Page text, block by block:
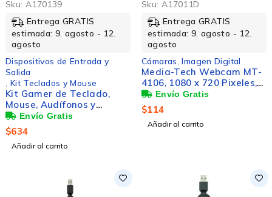
Sku: A170139
Entrega GRATIS
estimada: 9. agosto - 12.
agosto
Dispositivos de Entrada y
Salida
Kit Teclados y Mouse
Kit Gamer de Teclado,
Mouse, Audífonos y
Mousepad Vortred,
Alámbrico, USB, Morado
(Inglés)
$634
Añadir al carrito
Sku: A17011D
Entrega GRATIS
estimada: 9. agosto - 12.
agosto
Cámaras ,Imagen Digital
Media-Tech Webcam MT-
4106, 1080 x 720 Pixeles,
USB, Negro
$114
Añadir al carrito